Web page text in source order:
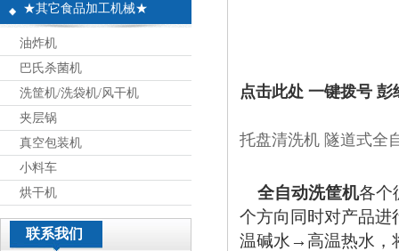
★其它食品加工机械★
油炸机
巴氏杀菌机
洗筐机/洗袋机/风干机
夹层锅
真空包装机
小料车
烘干机
联系我们
点击此处 一键拨号 彭
托盘清洗机 隧道式全
全自动洗筐机各个
个方向同时对产品进
温碱水→高温热水，